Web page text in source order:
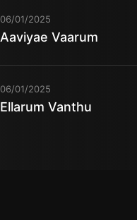
06/01/2025
Aaviyae Vaarum
06/01/2025
Ellarum Vanthu